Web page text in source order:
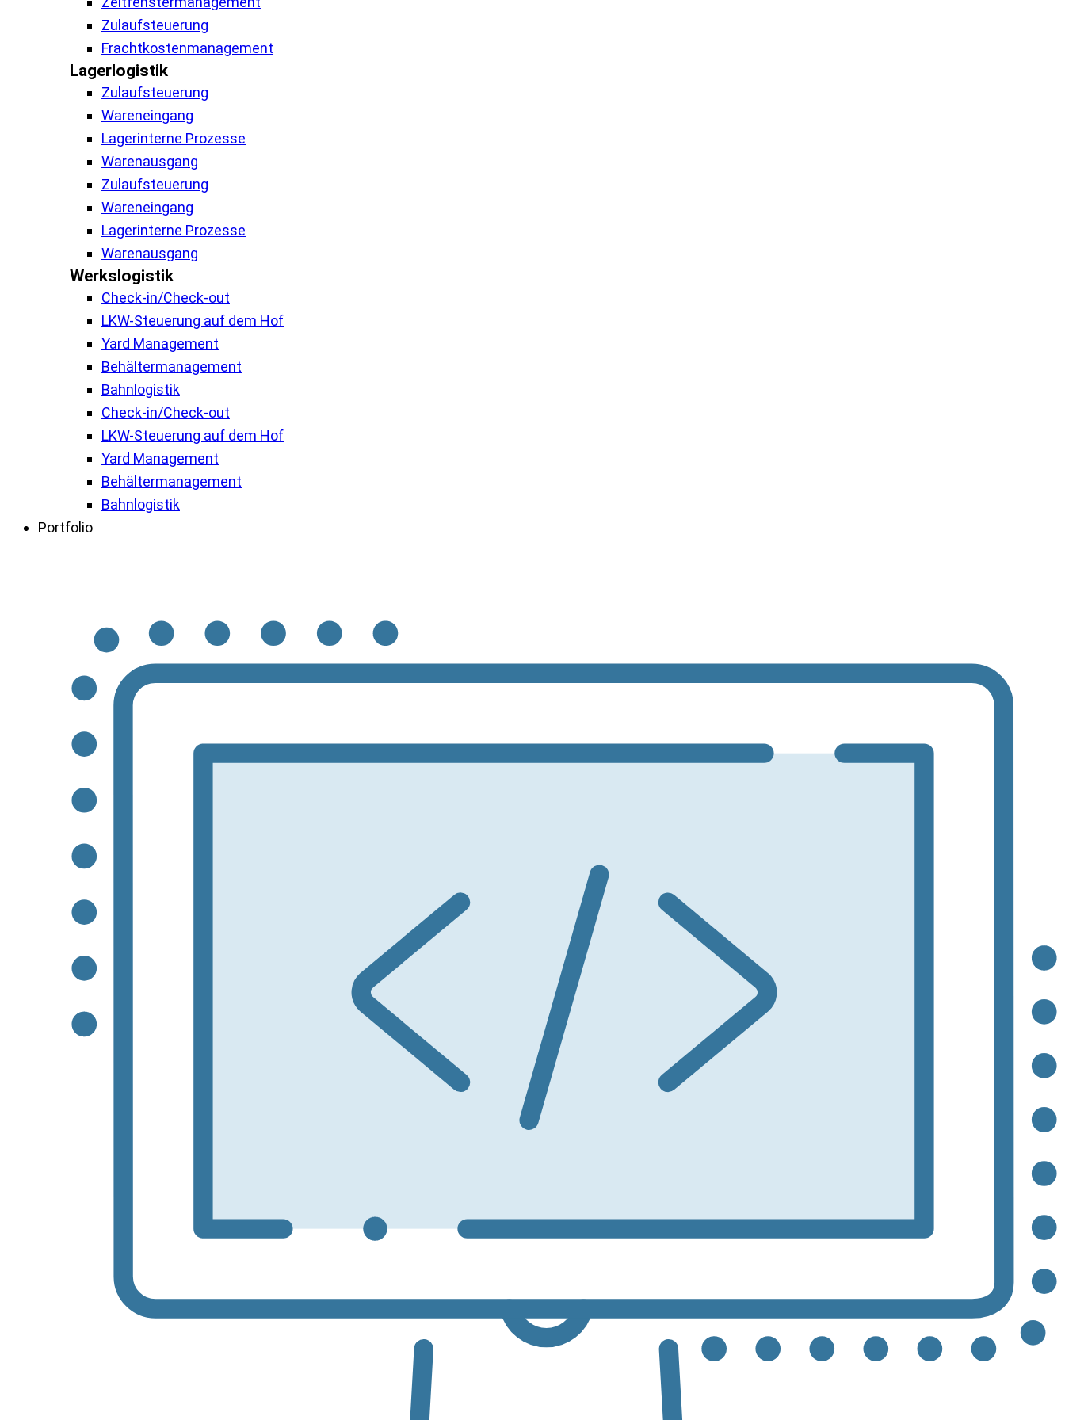
Zulaufsteuerung
Frachtkostenmanagement
Lagerlogistik
Zulaufsteuerung
Wareneingang
Lagerinterne Prozesse
Warenausgang
Zulaufsteuerung
Wareneingang
Lagerinterne Prozesse
Warenausgang
Werkslogistik
Check-in/Check-out
LKW-Steuerung auf dem Hof
Yard Management
Behältermanagement
Bahnlogistik
Check-in/Check-out
LKW-Steuerung auf dem Hof
Yard Management
Behältermanagement
Bahnlogistik
Portfolio